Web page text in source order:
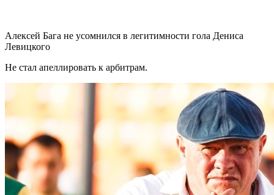
Алексей Бага не усомнился в легитимности гола Дениса
Левицкого
Не стал апеллировать к арбитрам.